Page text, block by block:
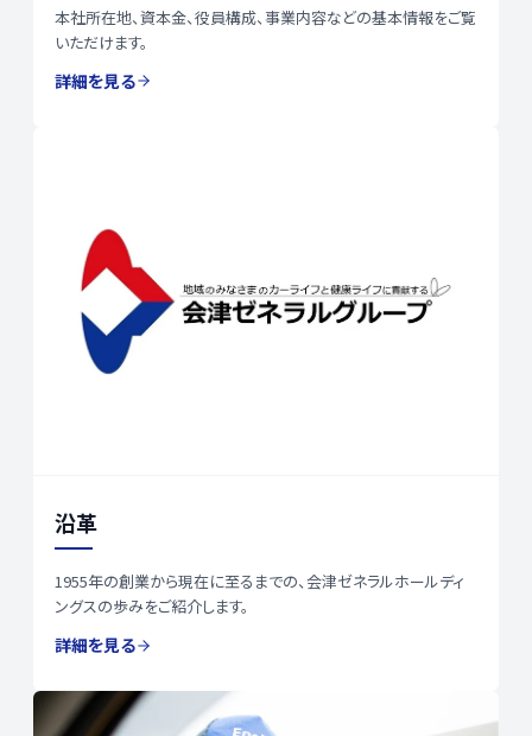
本社所在地、資本金、役員構成、事業内容などの基本情報をご覧
いただけます。
詳細を見る
沿革
1955年の創業から現在に至るまでの、会津ゼネラルホールディ
ングスの歩みをご紹介します。
詳細を見る